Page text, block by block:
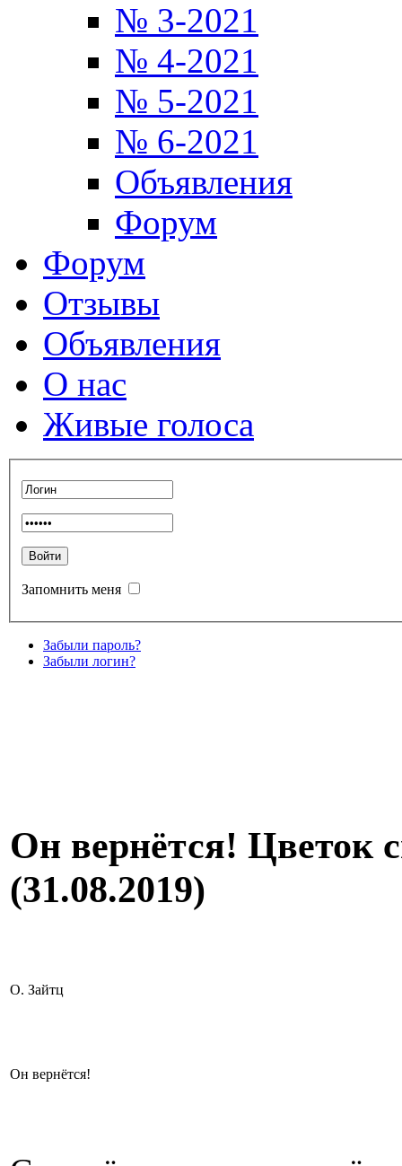
№ 3-2021
№ 4-2021
№ 5-2021
№ 6-2021
Объявления
Форум
Форум
Отзывы
Объявления
О нас
Живые голоса
Запомнить меня
Забыли пароль?
Забыли логин?
Он вернётся! Цветок
(31.08.2019)
О. Зaйтц
Он вернётся!